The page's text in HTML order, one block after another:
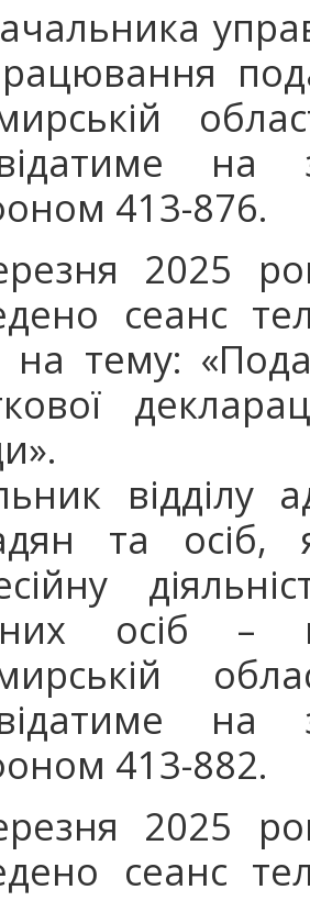
413-876.
2025
сеанс
на тему:
відділу
та осіб,
осіб –
413-882.
2025
сеанс